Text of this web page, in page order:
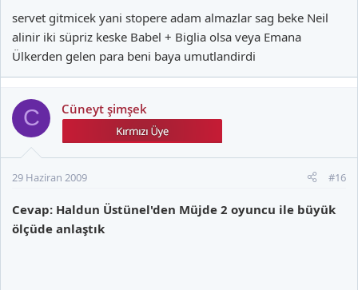
servet gitmicek yani stopere adam almazlar sag beke Neil
alinir iki süpriz keske Babel + Biglia olsa veya Emana
Ülkerden gelen para beni baya umutlandirdi
C Cüneyt şimşek
29 Haziran 2009 #16
Cevap: Haldun Üstünel'den Müjde 2 oyuncu ile büyük
ölçüde anlaştık